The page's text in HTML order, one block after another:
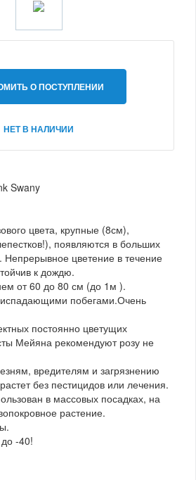
О ПОСТУПЛЕНИИ
НЕТ В НАЛИЧИИ
Swany
цвета, крупные (8см),
появляются в больших
Непрерывное цветение в течение
к дождю.
от 60 до 80 см (до 1м ).
побегами.Очень
постоянно цветущих
Мейяна рекомендуют розу не
вредителям и загрязнению
без пестицидов или лечения.
в массовых посадках, на
растение.
-40!